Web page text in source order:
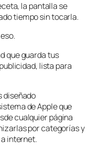
la pantalla se
tiempo sin tocarla.
que guarda tus
lista para
diseñado
de Apple que
cualquier página
por categorías y
internet.